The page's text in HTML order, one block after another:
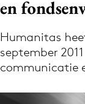
Volg het
en
Humanitas
september
communicatie